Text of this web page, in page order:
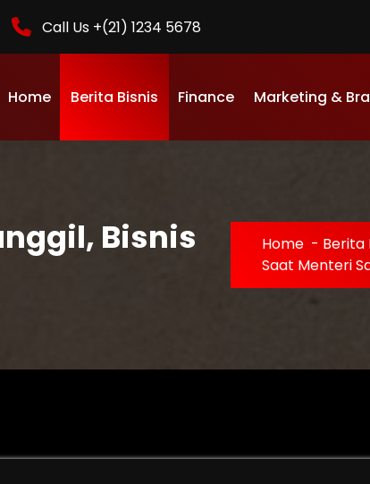
Call Us +(21) 1234 5678
Home Berita Bisnis Finance Marketing &
Bisnis
Home - Berita
Saat Menteri